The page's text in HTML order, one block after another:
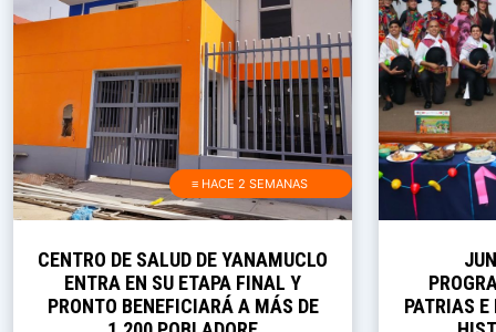
≡ HACE 2 SEMANAS
CENTRO DE SALUD DE YANAMUCLO
ENTRA EN SU ETAPA FINAL Y
PRONTO BENEFICIARÁ A MÁS DE
PATRIAS